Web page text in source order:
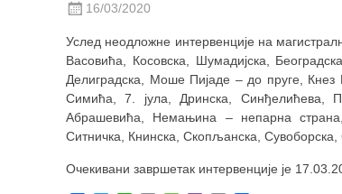
16/03/2020
Услед неодложне интервенције на
Васовића, Косовска, Шумадијска,
Делиградска, Моше Пијаде – до пруге,
Симића, 7. јула, Дринска, Синђелићева,
Абрашевића, Немањина – непарна
Ситничка, Книнска, Скопљанска, Сувоборска,
Очекивани завршетак интервенције је